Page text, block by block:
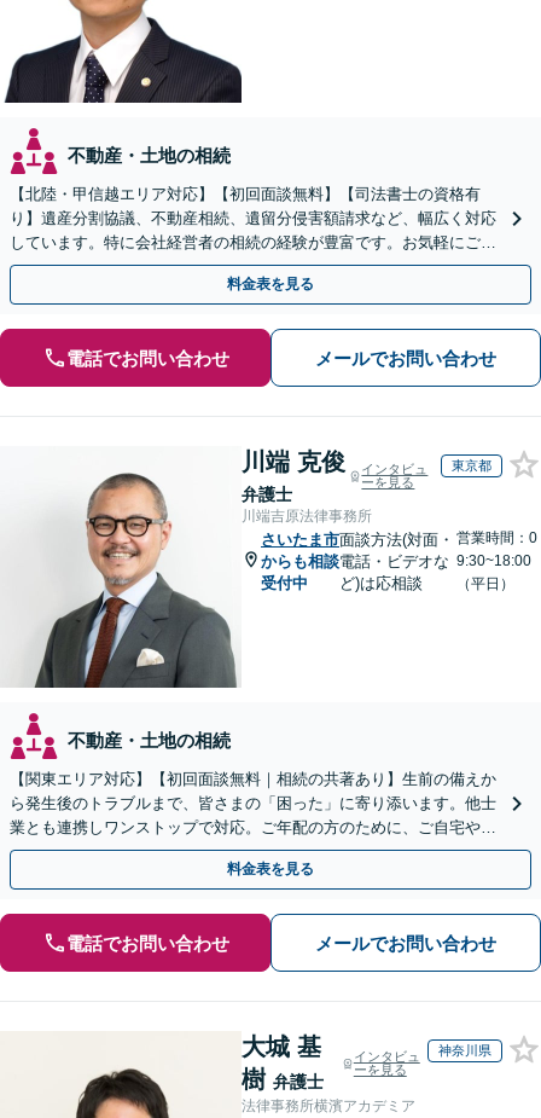
不動産・土地の相続
【北陸・甲信越エリア対応】【初回面談無料】【司法書士の資格有
り】遺産分割協議、不動産相続、遺留分侵害額請求など、幅広く対応
しています。特に会社経営者の相続の経験が豊富です。お気軽にご相
談ください。【休日・夜間面談可】【オンライン面談可】
料金表を見る
電話でお問い合わせ メールでお問い合わせ
川端 克俊
弁護士
インタビュ
ーを見る
東京都
川端吉原法律事務所
さいたま市
からも相談
受付中
面談方法(対面・
電話・ビデオな
ど)は応相談
営業時間：0
9:30~18:00
（平日）
不動産・土地の相続
【関東エリア対応】【初回面談無料｜相続の共著あり】生前の備えか
ら発生後のトラブルまで、皆さまの「困った」に寄り添います。他士
業とも連携しワンストップで対応。ご年配の方のために、ご自宅やご
近所への出張相談も実施【秘密厳守｜休日・夜間相談可】
料金表を見る
電話でお問い合わせ メールでお問い合わせ
大城 基
樹 弁護士
インタビュ
ーを見る
神奈川県
法律事務所横濱アカデミア